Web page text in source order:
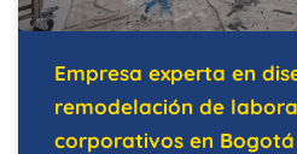
Empresa experta en
remodelación de
corporativos en Bogotá